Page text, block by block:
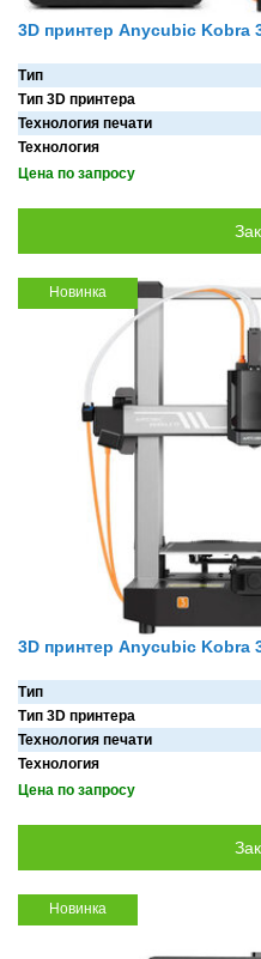
3D принтер Anycubic Kobra
Тип
Тип 3D принтера
Технология печати
Технология
Цена по запросу
Новинка
3D принтер Anycubic Kobra
Тип
Тип 3D принтера
Технология печати
Технология
Цена по запросу
Новинка